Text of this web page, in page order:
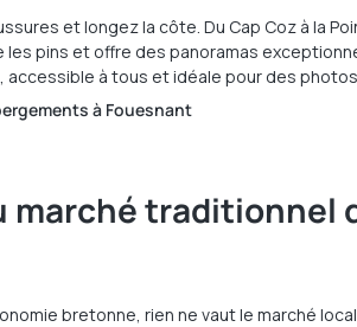
et longez la côte. Du Cap Coz à la
pins et offre des panoramas
accessible à tous et idéale pour des
à Fouesnant
marché traditionnel
bretonne, rien ne vaut le marché local !